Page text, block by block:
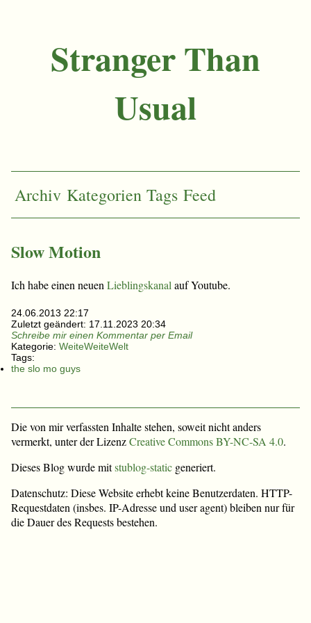
Stranger Than
Usual
Archiv Kategorien Tags Feed
Slow Motion
Ich habe einen neuen Lieblingskanal auf Youtube.
24.06.2013 22:17
Zuletzt geändert: 17.11.2023 20:34
Schreibe mir einen Kommentar per Email
Kategorie: WeiteWeiteWelt
Tags:
the slo mo guys
Die von mir verfassten Inhalte stehen, soweit nicht anders
vermerkt, unter der LizenzCreative Commons BY-NC-SA 4.0.
Dieses Blog wurde mitstublog-static generiert.
Datenschutz: Diese Website erhebt keine Benutzerdaten. HTTP-
Requestdaten (insbes. IP-Adresse und user agent) bleiben nur für
die Dauer des Requests bestehen.